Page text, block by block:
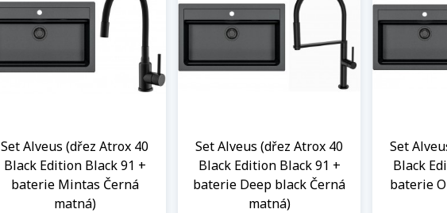
Set Alveus (dřez Atrox 40
Black Edition Black 91 +
baterie Mintas Černá
matná)
Set Alveus (dřez Atrox 40
Black Edition Black 91 +
baterie Deep black Černá
matná)
Set
Black
baterie